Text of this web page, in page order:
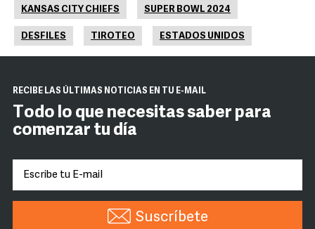
KANSAS CITY CHIEFS SUPER BOWL 2024
DESFILES TIROTEO ESTADOS UNIDOS
RECIBE LAS ÚLTIMAS NOTICIAS EN TU E-MAIL
Todo lo que necesitas saber para
comenzar tu día
Suscríbete